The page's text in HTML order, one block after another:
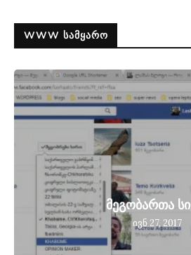
WWW ᲡᲐᲛᲧᲐᲠᲝ
მეგობართა
ივნ 27, 2017